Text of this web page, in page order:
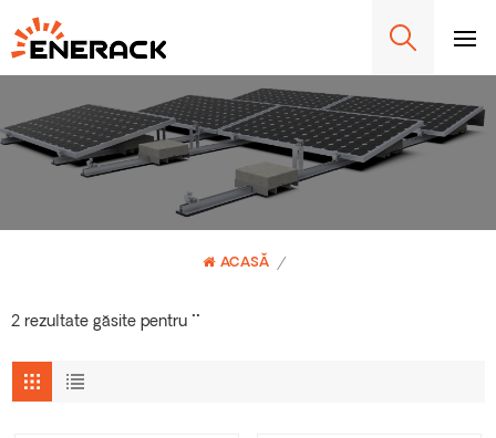
ACASĂ /
2 rezultate găsite pentru ""